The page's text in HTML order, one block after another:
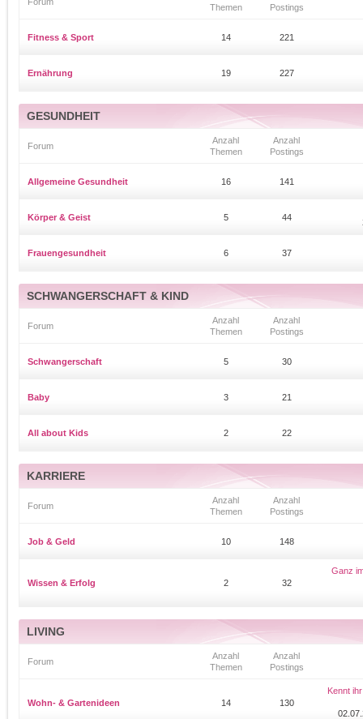
Themen
Postings
Fitness & Sport 14 221
Ernährung 19 227
GESUNDHEIT
Forum
Anzahl
Themen
Anzahl
Postings
Allgemeine Gesundheit 16 141
Körper & Geist 5 44
Frauengesundheit 6 37
SCHWANGERSCHAFT & KIND
Forum
Anzahl
Themen
Anzahl
Postings
Schwangerschaft 5 30
Baby 3 21
All about Kids 2 22
KARRIERE
Forum
Anzahl
Themen
Anzahl
Postings
Job & Geld 10 148
Wissen & Erfolg 2 32
Ganz
LIVING
Forum
Anzahl
Themen
Anzahl
Postings
Wohn- & Gartenideen 14 130
Kennt